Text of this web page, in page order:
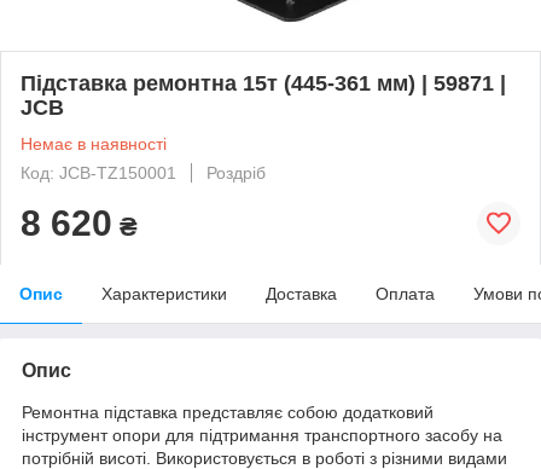
Підставка ремонтна 15т (445-361 мм) | 59871 |
JCB
Немає в наявності
Код: JCB-TZ150001
Роздріб
8 620 ₴
Опис Характеристики Доставка Оплата Умови
Опис
Ремонтна підставка представляє собою додатковий
інструмент опори для підтримання транспортного засобу на
потрібній висоті. Використовується в роботі з різними видами